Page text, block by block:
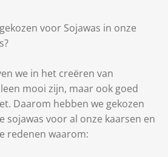
voor Sojawas in onze
we in het creëren van
mooi zijn, maar ook goed
Daarom hebben we gekozen
sojawas voor al onze kaarsen en
redenen waarom: